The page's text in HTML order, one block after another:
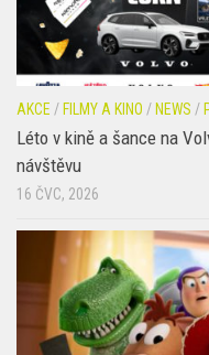
AKCE / FILMY A KINO / NEWS /
Léto v kině a šance na
návštěvu
16 ČVC, 2026